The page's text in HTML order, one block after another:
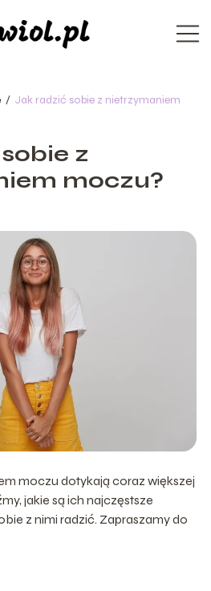
/ Jak radzić sobie z nietrzymaniem
z
moczu?
moczu dotykają coraz większej
jakie są ich najczęstsze
z nimi radzić. Zapraszamy do